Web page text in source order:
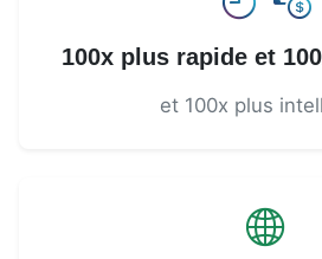
100x plus rapide et
et 100x plus